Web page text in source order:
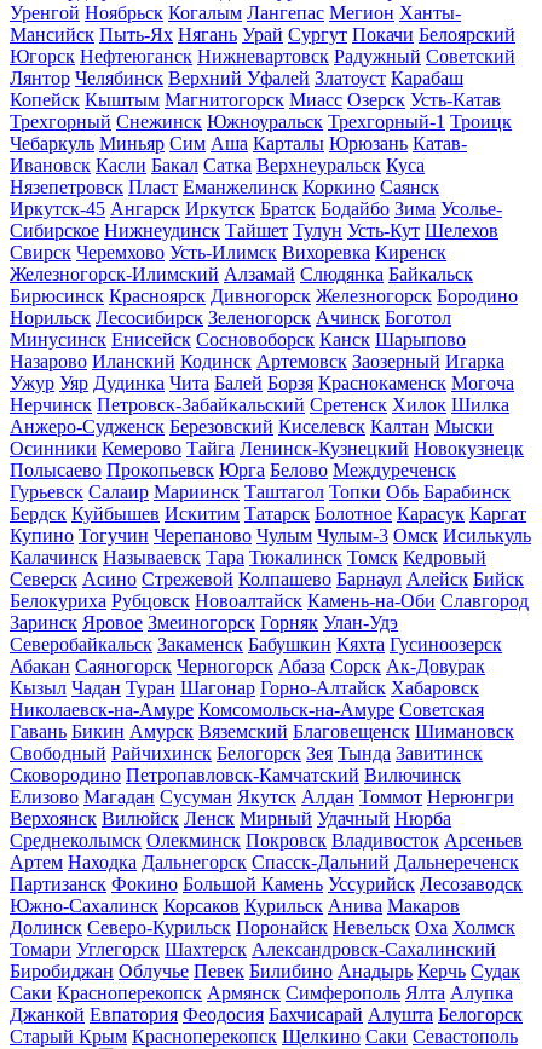
Уренгой Ноябрьск Когалым Лангепас Мегион Ханты-
Мансийск Пыть-Ях Нягань Урай Сургут Покачи Белоярский
Югорск Нефтеюганск Нижневартовск Радужный Советский
Лянтор Челябинск Верхний Уфалей Златоуст Карабаш
Копейск Кыштым Магнитогорск Миасс Озерск Усть-Катав
Трехгорный Снежинск Южноуральск Трехгорный-1 Троицк
Чебаркуль Миньяр Сим Аша Карталы Юрюзань Катав-
Ивановск Касли Бакал Сатка Верхнеуральск Куса
Нязепетровск Пласт Еманжелинск Коркино Саянск
Иркутск-45 Ангарск Иркутск Братск Бодайбо Зима Усолье-
Сибирское Нижнеудинск Тайшет Тулун Усть-Кут Шелехов
Свирск Черемхово Усть-Илимск Вихоревка Киренск
Железногорск-Илимский Алзамай Слюдянка Байкальск
Бирюсинск Красноярск Дивногорск Железногорск Бородино
Норильск Лесосибирск Зеленогорск Ачинск Боготол
Минусинск Енисейск Сосновоборск Канск Шарыпово
Назарово Иланский Кодинск Артемовск Заозерный Игарка
Ужур Уяр Дудинка Чита Балей Борзя Краснокаменск Могоча
Нерчинск Петровск-Забайкальский Сретенск Хилок Шилка
Анжеро-Судженск Березовский Киселевск Калтан Мыски
Осинники Кемерово Тайга Ленинск-Кузнецкий Новокузнецк
Полысаево Прокопьевск Юрга Белово Междуреченск
Гурьевск Салаир Мариинск Таштагол Топки Обь Барабинск
Бердск Куйбышев Искитим Татарск Болотное Карасук Каргат
Купино Тогучин Черепаново Чулым Чулым-3 Омск Исилькуль
Калачинск Называевск Тара Тюкалинск Томск Кедровый
Северск Асино Стрежевой Колпашево Барнаул Алейск Бийск
Белокуриха Рубцовск Новоалтайск Камень-на-Оби Славгород
Заринск Яровое Змеиногорск Горняк Улан-Удэ
Северобайкальск Закаменск Бабушкин Кяхта Гусиноозерск
Абакан Саяногорск Черногорск Абаза Сорск Ак-Довурак
Кызыл Чадан Туран Шагонар Горно-Алтайск Хабаровск
Николаевск-на-Амуре Комсомольск-на-Амуре Советская
Гавань Бикин Амурск Вяземский Благовещенск Шимановск
Свободный Райчихинск Белогорск Зея Тында Завитинск
Сковородино Петропавловск-Камчатский Вилючинск
Елизово Магадан Сусуман Якутск Алдан Томмот Нерюнгри
Верхоянск Вилюйск Ленск Мирный Удачный Нюрба
Среднеколымск Олекминск Покровск Владивосток Арсеньев
Артем Находка Дальнегорск Спасск-Дальний Дальнереченск
Партизанск Фокино Большой Камень Уссурийск Лесозаводск
Южно-Сахалинск Корсаков Курильск Анива Макаров
Долинск Северо-Курильск Поронайск Невельск Оха Холмск
Томари Углегорск Шахтерск Александровск-Сахалинский
Биробиджан Облучье Певек Билибино Анадырь Керчь Судак
Саки Красноперекопск Армянск Симферополь Ялта Алупка
Джанкой Евпатория Феодосия Бахчисарай Алушта Белогорск
Старый Крым Красноперекопск Щелкино Саки Севастополь